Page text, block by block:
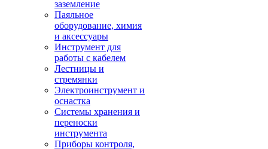
заземление
Паяльное
оборудование, химия
и аксессуары
Инструмент для
работы с кабелем
Лестницы и
стремянки
Электроинструмент и
оснастка
Системы хранения и
переноски
инструмента
Приборы контроля,